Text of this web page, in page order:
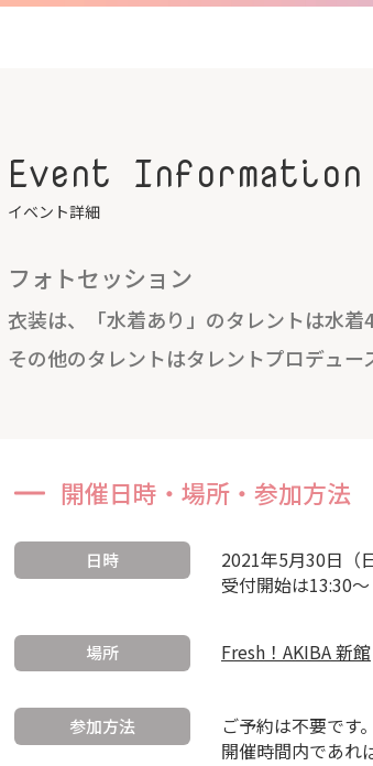
Event Information
イベント詳細
フォトセッション
衣装は、「水着あり」のタレントは水着
その他のタレントはタレントプロデュー
開催日時・場所・参加方法
日時
2021年5月30日（
受付開始は13:30～
場所 Fresh！AKIBA 新館
参加方法
ご予約は不要です
開催時間内であれ